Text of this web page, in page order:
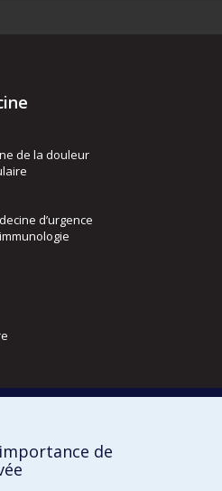
de la douleur
d’urgence
nucléaire
de